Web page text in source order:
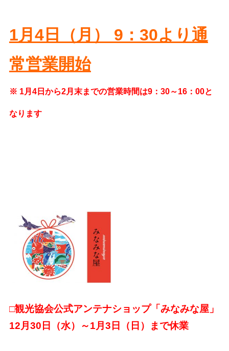
1月4日（月） 9：30より通
常営業開始
※ 1月4日から2月末までの営業時間は9：30～16：00と
なります
□観光協会公式アンテナショップ「みなみな屋」
12月30日（水）～1月3日（日）まで休業